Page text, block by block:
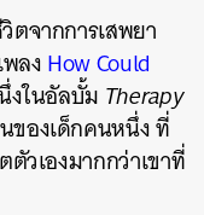
ตจากการเสพยา
ลงHow Could
ในอัลบั้ม Therapy
ของเด็กคนหนึ่ง ที่
วเองมากกว่าเขาที่